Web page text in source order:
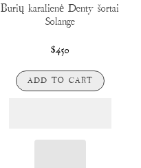
Burių karalienė Denty šortai
Solange
$450
ADD TO CART